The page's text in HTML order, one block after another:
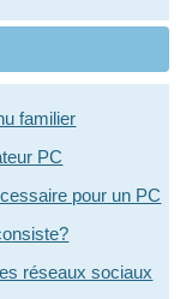
familier
PC
pour un PC
réseaux sociaux